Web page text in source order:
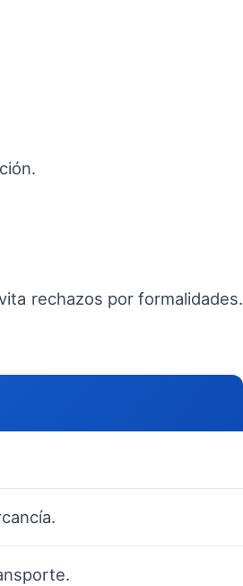
rechazos por formalidades.